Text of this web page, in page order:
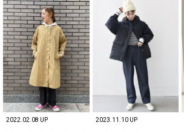
2022.02.08 UP 2023.11.10 UP